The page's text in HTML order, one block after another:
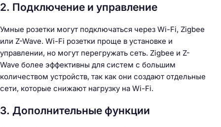
2. Подключение и управление
Умные розетки могут подключаться через Wi-Fi, Zigbee
или Z-Wave. Wi-Fi розетки проще в установке и
управлении, но могут перегружать сеть. Zigbee и Z-
Wave более эффективны для систем с большим
количеством устройств, так как они создают отдельные
сети, которые снижают нагрузку на Wi-Fi.
3. Дополнительные функции